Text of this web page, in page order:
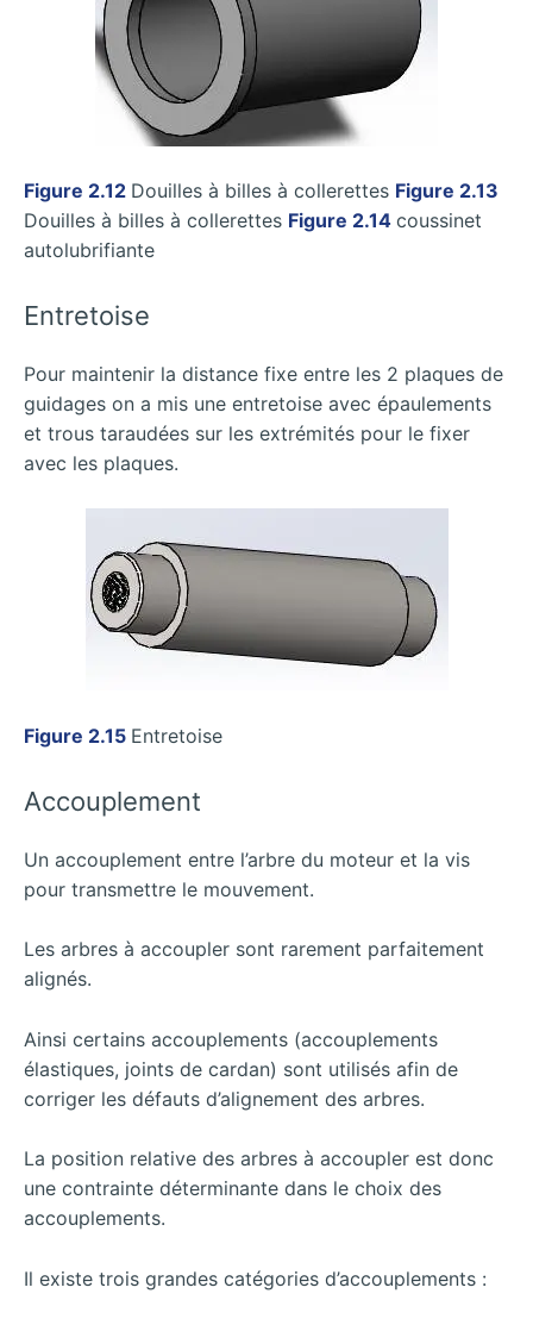
Figure 2.12 Douilles à billes à collerettes Figure 2.13
Douilles à billes à collerettes Figure 2.14 coussinet
autolubrifiante
Entretoise
Pour maintenir la distance fixe entre les 2 plaques de
guidages on a mis une entretoise avec épaulements
et trous taraudées sur les extrémités pour le fixer
avec les plaques.
Figure 2.15 Entretoise
Accouplement
Un accouplement entre l’arbre du moteur et la vis
pour transmettre le mouvement.
Les arbres à accoupler sont rarement parfaitement
alignés.
Ainsi certains accouplements (accouplements
élastiques, joints de cardan) sont utilisés afin de
corriger les défauts d’alignement des arbres.
La position relative des arbres à accoupler est donc
une contrainte déterminante dans le choix des
accouplements.
Il existe trois grandes catégories d’accouplements :